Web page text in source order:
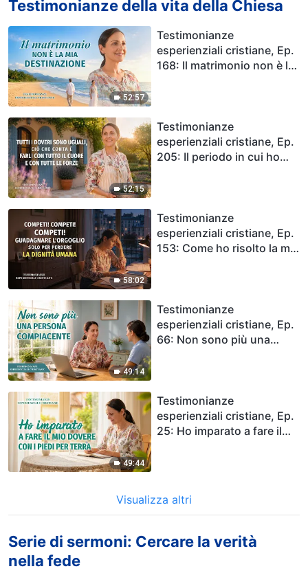
Testimonianze della vita della Chiesa
52:57
Testimonianze
esperienziali cristiane, Ep.
168: Il matrimonio non è la
52:15
Testimonianze
esperienziali cristiane, Ep.
205: Il periodo in cui ho
58:02
Testimonianze
esperienziali cristiane, Ep.
153: Come ho risolto la mia
49:14
Testimonianze
esperienziali cristiane, Ep.
66: Non sono più una
49:44
Testimonianze
esperienziali cristiane, Ep.
25: Ho imparato a fare il
Visualizza altri
Serie di sermoni: Cercare la verità
nella fede